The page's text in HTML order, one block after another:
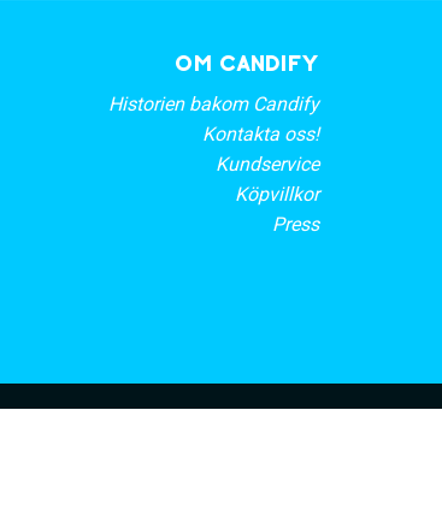
OM CANDIFY
Historien bakom Candify
Kontakta oss!
Kundservice
Köpvillkor
Press